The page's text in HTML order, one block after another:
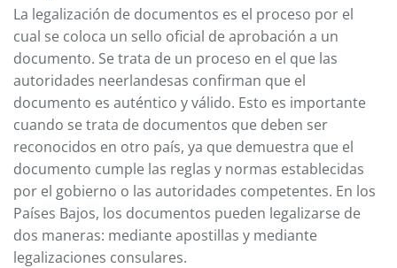
La legalización de documentos es el proceso por el
cual se coloca un sello oficial de aprobación a un
documento. Se trata de un proceso en el que las
autoridades neerlandesas confirman que el
documento es auténtico y válido. Esto es importante
cuando se trata de documentos que deben ser
reconocidos en otro país, ya que demuestra que el
documento cumple las reglas y normas establecidas
por el gobierno o las autoridades competentes. En los
Países Bajos, los documentos pueden legalizarse de
dos maneras: mediante apostillas y mediante
legalizaciones consulares.